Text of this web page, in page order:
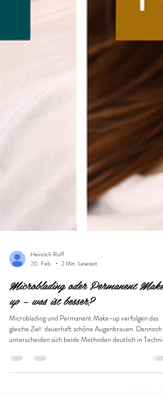
Heinrich Ruff
20. Feb.
2 Min. Lesezeit
Microblading oder Permanent Make-
up – was ist besser?
gleiche Ziel: dauerhaft schöne Augenbrauen. Dennoch
unterscheiden sich beide Methoden deutlich in Technik,